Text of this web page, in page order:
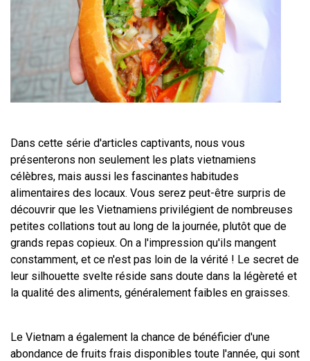
Dans cette série d'articles captivants, nous vous
présenterons non seulement les plats vietnamiens
célèbres, mais aussi les fascinantes habitudes
alimentaires des locaux. Vous serez peut-être surpris de
découvrir que les Vietnamiens privilégient de nombreuses
petites collations tout au long de la journée, plutôt que de
grands repas copieux. On a l'impression qu'ils mangent
constamment, et ce n'est pas loin de la vérité ! Le secret de
leur silhouette svelte réside sans doute dans la légèreté et
la qualité des aliments, généralement faibles en graisses.
Le Vietnam a également la chance de bénéficier d'une
abondance de fruits frais disponibles toute l'année, qui sont